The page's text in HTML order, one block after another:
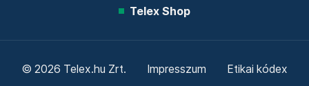
Telex Shop
© 2026 Telex.hu Zrt. Impresszum Etikai kódex